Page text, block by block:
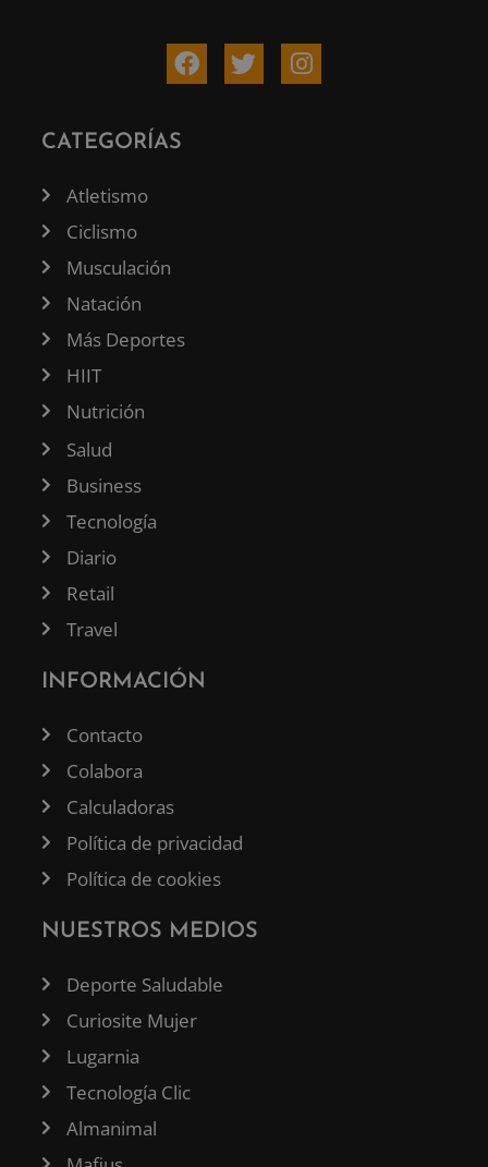
CATEGORÍAS
Atletismo
Ciclismo
Musculación
Natación
Más Deportes
HIIT
Nutrición
Salud
Business
Tecnología
Diario
Retail
Travel
INFORMACIÓN
Contacto
Colabora
Calculadoras
Política de privacidad
Política de cookies
NUESTROS MEDIOS
Deporte Saludable
Curiosite Mujer
Lugarnia
Tecnología Clic
Almanimal